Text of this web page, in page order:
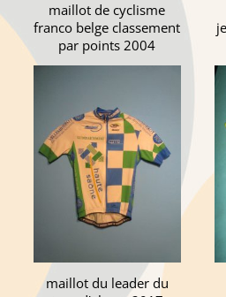
maillot de cyclisme
franco belge classement
par points 2004
maillot du leader du